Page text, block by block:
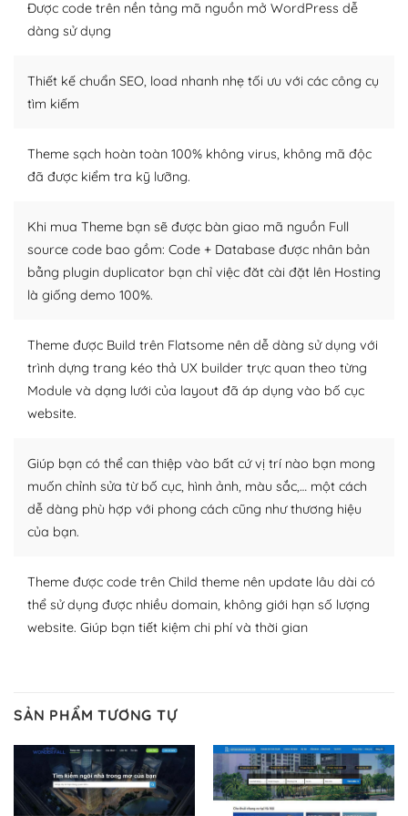
tìm kiếm chúng trên Internet hoặc nhờ chuyên gia.
Dễ dàng tùy chỉnh trên WordPress
– Sở hữu một cộng đồng lớn, sẵn sàng hỗ trợ
người cuồng tín WordPress.
kiếm những cộng đồng WordPress, họ sẽ giúp bạn trả
lời, giải đáp vấn đề của bạn.
Cộng đồng sử dụng WordPress sẵn sàng hỗ trợ bạn
Plugin mở rộng là thành phần cài đặt thêm vào
WordPress để tăng thêm các tính năng cần thiết. Có
nhiều plugin trả phí hoặc miễn phí.
plugin của WordPress rất phong phú. Bạn có thể thỏa
thích chọn lựa plugin và themes phù hợp cho mục đích
lập website của mình.
WordPress đa dạng plugin và themes
– Dễ sử dụng
Với mọi Hosting bất kỳ thì WordPress đều có thể dễ
dàng thiết lập vì thực tế nó đã cung cấp khoảng 60%
trang web WordPress của bạn.
Dễ dàng lựa chọn Hosting cho website WordPress
– Bảo mật cực tốt
Được code trên nền tảng mã nguồn mở WordPress dễ
dàng sử dụng
Thiết kế chuẩn SEO, load nhanh nhẹ tối ưu với các công cụ
tìm kiếm
Theme sạch hoàn toàn 100% không virus, không mã độc
đã được kiểm tra kỹ lưỡng.
Khi mua Theme bạn sẽ được bàn giao mã nguồn Full
source code bao gồm: Code + Database được nhân bản
bằng plugin duplicator bạn chỉ việc đăt cài đặt lên Hosting
là giống demo 100%.
Theme được Build trên Flatsome nên dễ dàng sử dụng với
trình dựng trang kéo thả UX builder trực quan theo từng
Module và dạng lưới của layout đã áp dụng vào bố cục
website.
Giúp bạn có thể can thiệp vào bất cứ vị trí nào bạn mong
muốn chỉnh sửa từ bố cục, hình ảnh, màu sắc,… một cách
dễ dàng phù hợp với phong cách cũng như thương hiệu
của bạn.
Theme được code trên Child theme nên update lâu dài có
thể sử dụng được nhiều domain, không giới hạn số lượng
website. Giúp bạn tiết kiệm chi phí và thời gian
SẢN PHẨM TƯƠNG TỰ